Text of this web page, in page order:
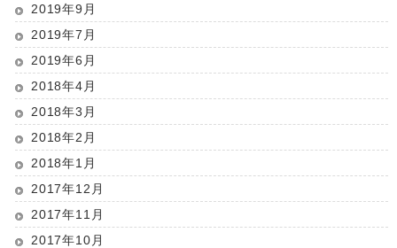
2019年9月
2019年7月
2019年6月
2018年4月
2018年3月
2018年2月
2018年1月
2017年12月
2017年11月
2017年10月